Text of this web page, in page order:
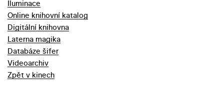
Iluminace
Online knihovní katalog
Digitální knihovna
Laterna magika
Databáze šifer
Videoarchiv
Zpět v kinech